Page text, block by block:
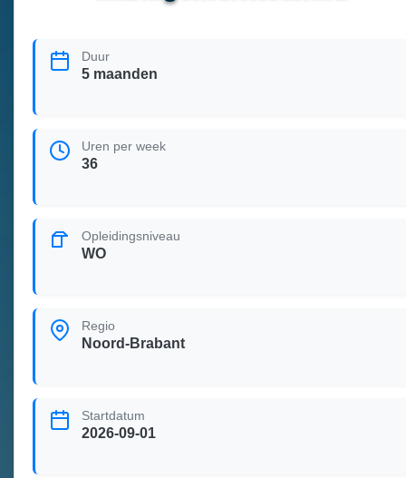
Duur
5 maanden
Uren per week
36
Opleidingsniveau
WO
Regio
Noord-Brabant
Startdatum
2026-09-01